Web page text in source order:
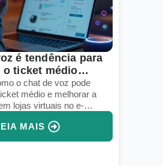
é tendência para
o ticket médio
o chat de voz pode
médio e melhorar a
lojas virtuais no e-
MAIS